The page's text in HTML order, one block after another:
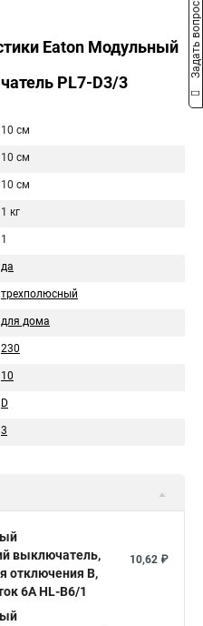
Eaton Модульный
PL7-D3/3
10 см
10 см
10 см
1 кг
1
да
трехполюсный
для дома
230
10
D
3
выключатель,
отключения B,
6А HL-B6/1
10,62 ₽
Задать вопрос